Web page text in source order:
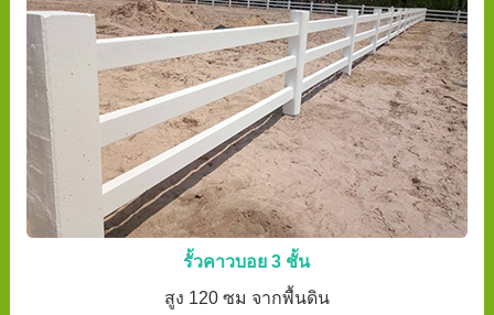
รั้วคาวบอย 3 ชั้น
สูง 120 ซม จากพื้นดิน